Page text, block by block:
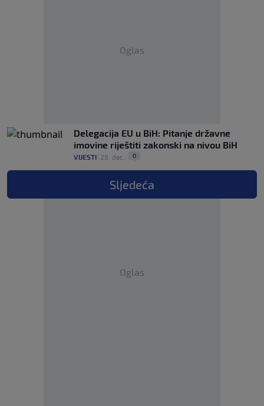
Oglas
Delegacija EU u BiH: Pitanje državne
imovine riještiti zakonski na nivou BiH
VIJESTI 29. dec. 0
Sljedeća
Oglas